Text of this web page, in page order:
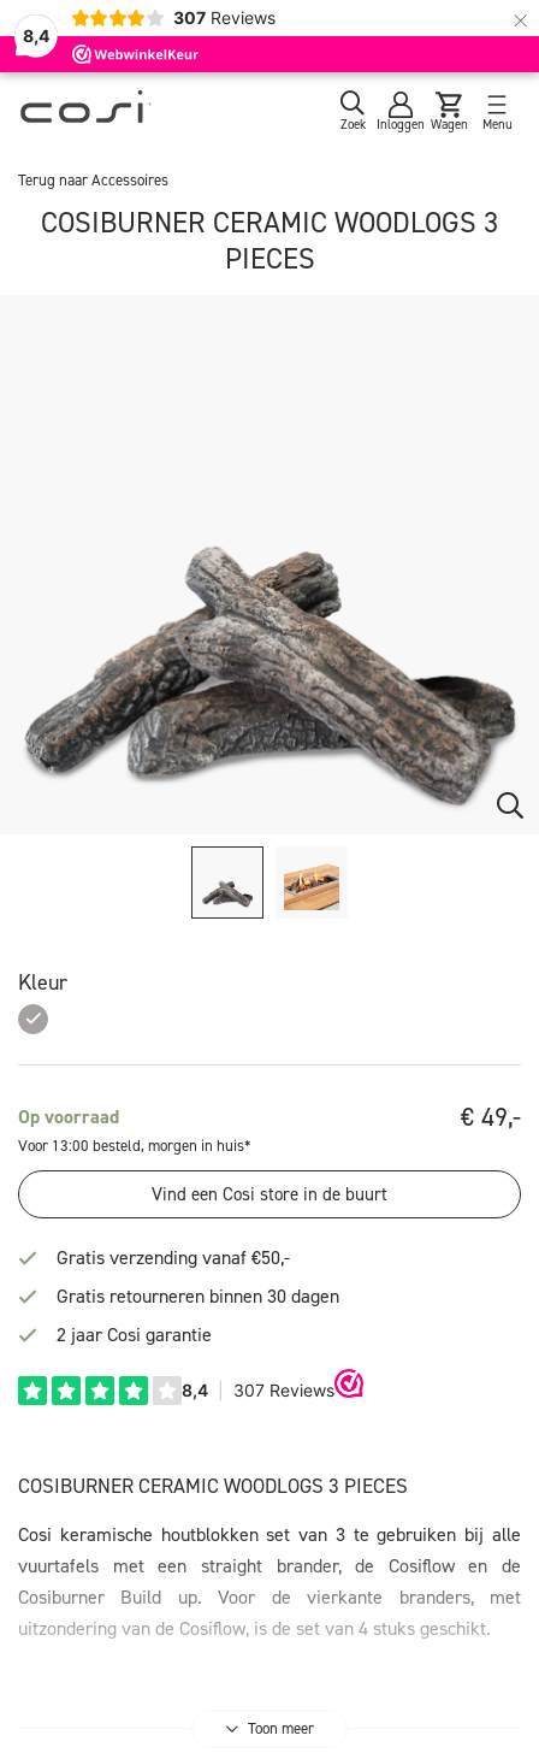
8,4
307 Reviews ×
Zoek Inloggen Wagen Menu
Terug naarAccessoires
COSIBURNER CERAMIC WOODLOGS 3
PIECES
Kleur
€ 49,-
Op voorraad
Voor 13:00 besteld, morgen in huis*
Vind een Cosi store in de buurt
Gratis verzending vanaf €50,-
Gratis retourneren binnen 30 dagen
2 jaar Cosi garantie
COSIBURNER CERAMIC WOODLOGS 3 PIECES
Cosi keramische houtblokken set van 3 te gebruiken bij alle
vuurtafels met een straight brander, de Cosiflow en de
Cosiburner Build up. Voor de vierkante branders, met
uitzondering van de Cosiflow, is de set van 4 stuks geschikt.
Toon meer